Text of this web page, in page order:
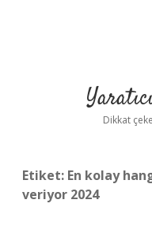
Dikkat
Etiket: En kolay
veriyor 2024